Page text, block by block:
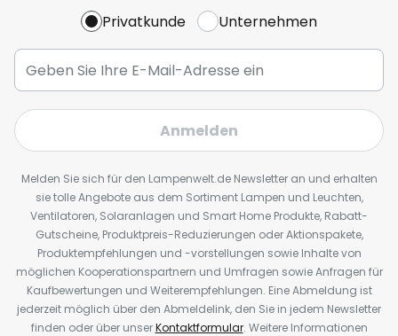
Privatkunde Unternehmen
Anmelden
Melden Sie sich für den Lampenwelt.de Newsletter an und erhalten
sie tolle Angebote aus dem Sortiment Lampen und Leuchten,
Ventilatoren, Solaranlagen und Smart Home Produkte, Rabatt-
Gutscheine, Produktpreis-Reduzierungen oder Aktionspakete,
Produktempfehlungen und -vorstellungen sowie Inhalte von
möglichen Kooperationspartnern und Umfragen sowie Anfragen für
Kaufbewertungen und Weiterempfehlungen. Eine Abmeldung ist
jederzeit möglich über den Abmeldelink, den Sie in jedem Newsletter
finden oder über unserKontaktformular. Weitere Informationen